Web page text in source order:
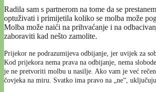
Radila sam s partnerom na tome da se
optuživati i primijetila koliko se molba može
Molba može naići na prihvaćanje i na
zaboraviti kad nešto zamolite.
Prijekor ne podrazumijeva odbijanje, jer uvijek za
Kod prijekora nema prava na odbijanje, nema
je ne pretvoriti molbu u nasilje. Ako vam je već
čovjeka na miru. Svatko ima pravo na „ne“,